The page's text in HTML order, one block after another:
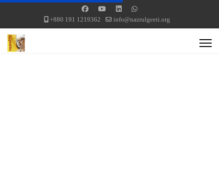
+880 191 1219362 info@nazrulgeeti.org